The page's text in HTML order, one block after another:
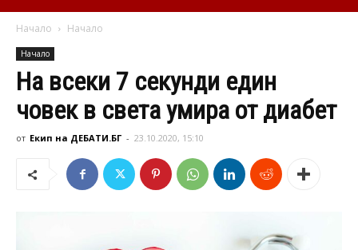
Начало Начало
Начало
На всеки 7 секунди един
човек в света умира от диабет
от Екип на ДЕБАТИ.БГ - 23.10.2020, 15:10